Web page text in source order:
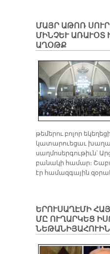
ՄԱՅՐ ԱԹՈՌ
ՄԻՆՉԵՒ
ԱՂՕԹՔ
թեմերու բոլոր
կատարուեցաւ
սաղմոսերգութիւն՝
բանակի համար։
էր համազգային
ԵՐՈՒՍԱՂԷՄԻ
ՄԸ ՈՒՂԱՐԿԵՑ
ՆԵԹԱՆԻՅԱՀՈՒԻՆ